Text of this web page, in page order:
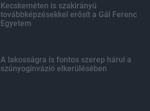
Kecskeméten is szakirányú
továbbképzésekkel erősít a Gál Ferenc
Egyetem
A lakosságra is fontos szerep hárul a
szúnyoginvázió elkerülésében